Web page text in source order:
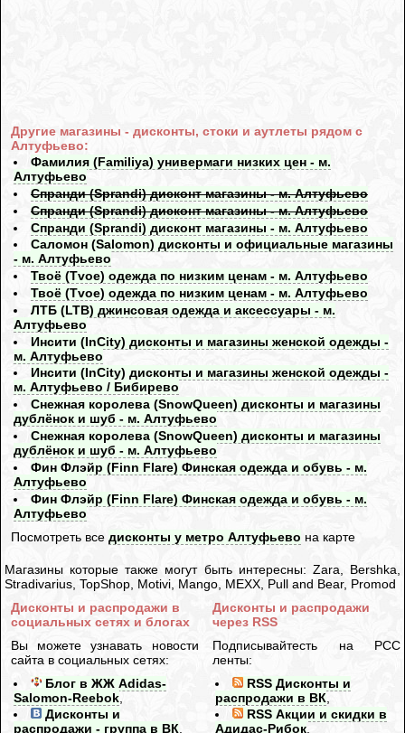
Другие магазины - дисконты, стоки и аутлеты рядом с
Алтуфьево:
Фамилия (Familiya) универмаги низких цен - м.
Алтуфьево
Спранди (Sprandi) дисконт магазины - м. Алтуфьево
Спранди (Sprandi) дисконт магазины - м. Алтуфьево
Спранди (Sprandi) дисконт магазины - м. Алтуфьево
Саломон (Salomon) дисконты и официальные магазины
- м. Алтуфьево
Твоё (Tvoe) одежда по низким ценам - м. Алтуфьево
Твоё (Tvoe) одежда по низким ценам - м. Алтуфьево
ЛТБ (LTB) джинсовая одежда и аксессуары - м.
Алтуфьево
Инсити (InCity) дисконты и магазины женской одежды -
м. Алтуфьево
Инсити (InCity) дисконты и магазины женской одежды -
м. Алтуфьево / Бибирево
Снежная королева (SnowQueen) дисконты и магазины
дублёнок и шуб - м. Алтуфьево
Снежная королева (SnowQueen) дисконты и магазины
дублёнок и шуб - м. Алтуфьево
Фин Флэйр (Finn Flare) Финская одежда и обувь - м.
Алтуфьево
Фин Флэйр (Finn Flare) Финская одежда и обувь - м.
Алтуфьево
Посмотреть вседисконты у метро Алтуфьево на карте
Магазины которые также могут быть интересны: Zara, Bershka,
Stradivarius, TopShop, Motivi, Mango, MEXX, Pull and Bear, Promod
Дисконты и распродажи в
социальных сетях и блогах
Вы можете узнавать новости
сайта в социальных сетях:
Блог в ЖЖ Adidas-
Salomon-Reebok,
Дисконты и
распродажи - группа в ВК,
Дисконты и распродажи
через RSS
Подписывайтесть на РСС
ленты:
RSS Дисконты и
распродажи в ВК
RSS Акции и скидки в
Адидас-Рибок,